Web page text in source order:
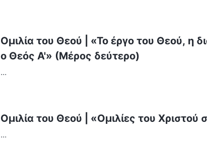
Ομιλία του Θεού | «Το έργο του Θεού, η
ο Θεός Α'» (Μέρος δεύτερο)
...
Ομιλία του Θεού | «Ομιλίες του Χριστού
...